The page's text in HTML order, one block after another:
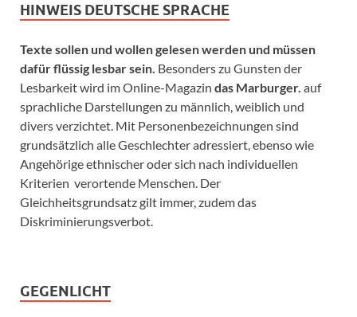
HINWEIS DEUTSCHE SPRACHE
Texte sollen und wollen gelesen werden und müssen
dafür flüssig lesbar sein. Besonders zu Gunsten der
Lesbarkeit wird im Online-Magazin das Marburger. auf
sprachliche Darstellungen zu männlich, weiblich und
divers verzichtet. Mit Personenbezeichnungen sind
grundsätzlich alle Geschlechter adressiert, ebenso wie
Angehörige ethnischer oder sich nach individuellen
Kriterien verortende Menschen. Der
Gleichheitsgrundsatz gilt immer, zudem das
Diskriminierungsverbot.
GEGENLICHT